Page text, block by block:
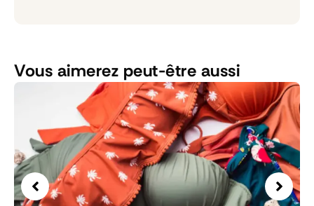
Vous aimerez peut-être aussi